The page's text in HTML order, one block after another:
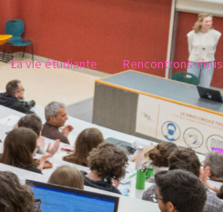
La vie étudiante Rencontrons-nous